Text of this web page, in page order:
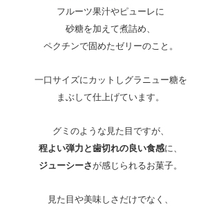
フルーツ果汁やピューレに
砂糖を加えて煮詰め、
ペクチンで固めたゼリーのこと。
一口サイズにカットしグラニュー糖を
まぶして仕上げています。
グミのような見た目ですが、
程よい弾力と歯切れの良い食感に、
ジューシーさが感じられるお菓子。
見た目や美味しさだけでなく、